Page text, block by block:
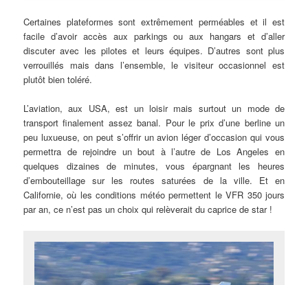
Certaines plateformes sont extrêmement perméables et il est
facile d’avoir accès aux parkings ou aux hangars et d’aller
discuter avec les pilotes et leurs équipes. D’autres sont plus
verrouillés mais dans l’ensemble, le visiteur occasionnel est
plutôt bien toléré.
L’aviation, aux USA, est un loisir mais surtout un mode de
transport finalement assez banal. Pour le prix d’une berline un
peu luxueuse, on peut s’offrir un avion léger d’occasion qui vous
permettra de rejoindre un bout à l’autre de Los Angeles en
quelques dizaines de minutes, vous épargnant les heures
d’embouteillage sur les routes saturées de la ville. Et en
Californie, où les conditions météo permettent le VFR 350 jours
par an, ce n’est pas un choix qui relèverait du caprice de star !